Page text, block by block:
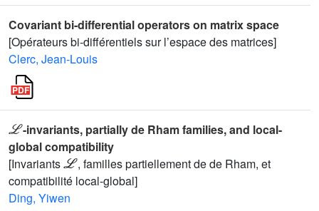
Covariant bi-differential operators on matrix space
[Opérateurs bi-différentiels sur l’espace des matrices]
Clerc, Jean-Louis
ℒ
-invariants, partially de Rham families, and local-
global compatibility
[Invariants
ℒ
, familles partiellement de de Rham, et
compatibilité local-global]
Ding, Yiwen